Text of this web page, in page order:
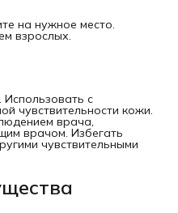
на нужное место.
взрослых.
с
чувствительности кожи.
врача,
врачом. Избегать
чувствительными